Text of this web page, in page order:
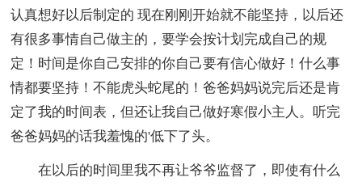
认真想好以后制定的 现在刚刚开始就不能坚持，以后还
有很多事情自己做主的，要学会按计划完成自己的规
定！时间是你自己安排的你自己要有信心做好！什么事
情都要坚持！不能虎头蛇尾的！爸爸妈妈说完后还是肯
定了我的时间表，但还让我自己做好寒假小主人。听完
爸爸妈妈的话我羞愧的'低下了头。
在以后的时间里我不再让爷爷监督了，即使有什么